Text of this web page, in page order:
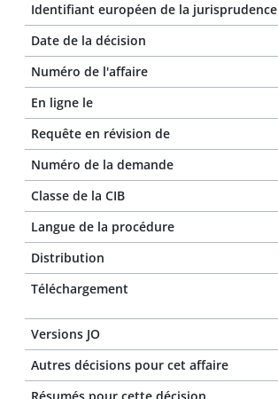
Identifiant européen de la jurisprudence
Date de la décision
Numéro de l'affaire
En ligne le
Requête en révision de
Numéro de la demande
Classe de la CIB
Langue de la procédure
Distribution
Téléchargement
Versions JO
Autres décisions pour cet affaire